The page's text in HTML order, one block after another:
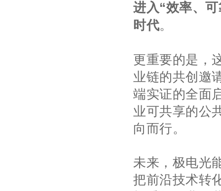
进入“效率、
时代。
更重要的是，
业链的共创邀
端实证的全面
业可共享的公
向而行。
未来，极电光
把前沿技术转